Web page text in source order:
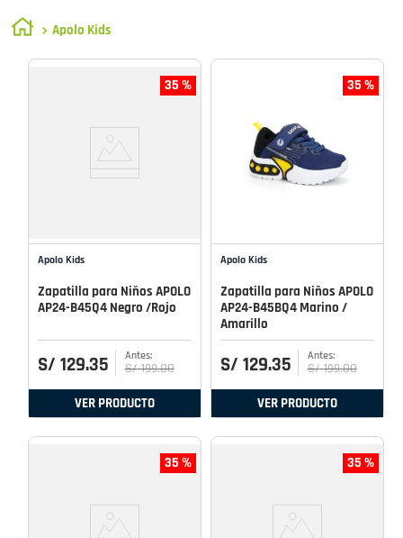
Apolo Kids
35 %
Apolo Kids
Zapatilla para Niños APOLO
AP24-B45Q4 Negro /Rojo
S/ 129.35 S/ 199.00
VER PRODUCTO
35 %
Apolo Kids
Zapatilla para Niños APOLO
AP24-B45BQ4 Marino /
Amarillo
S/ 129.35 S/ 199.00
VER PRODUCTO
35 % 35 %